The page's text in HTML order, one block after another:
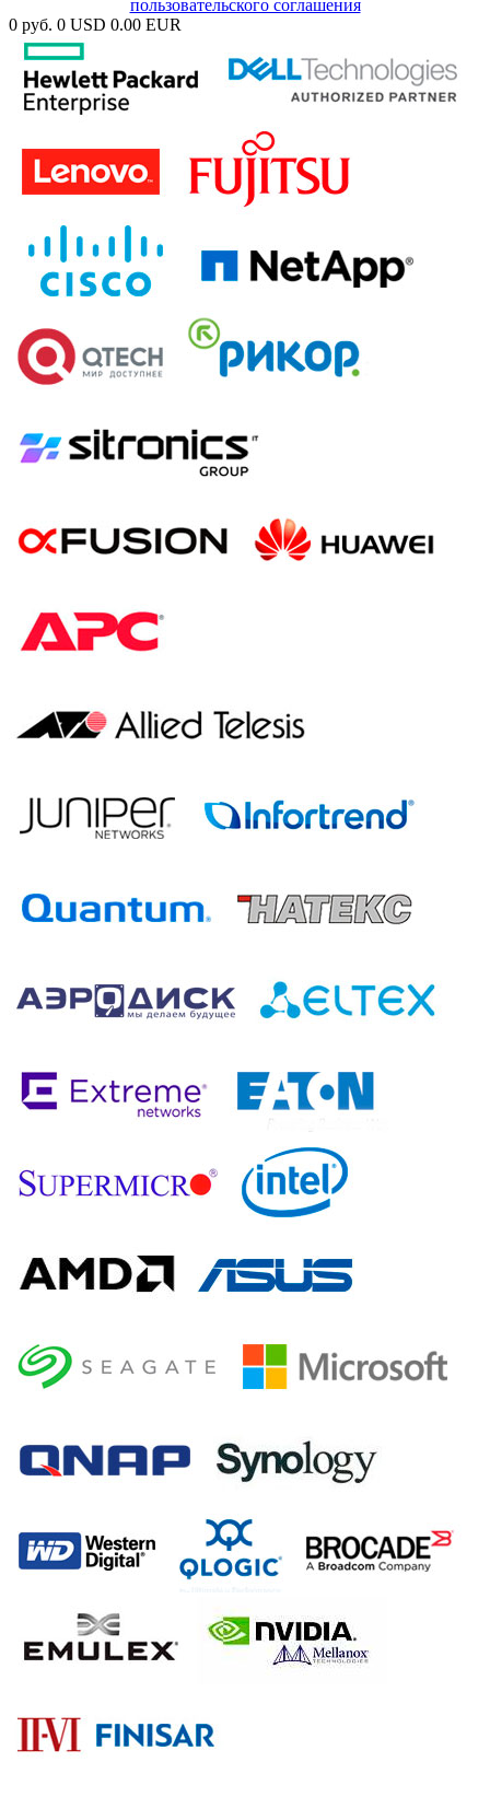
пользовательского соглашения
0 руб. 0 USD 0.00 EUR